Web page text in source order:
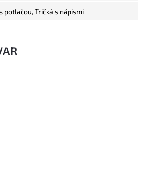
potlačou, Tričká s nápismi